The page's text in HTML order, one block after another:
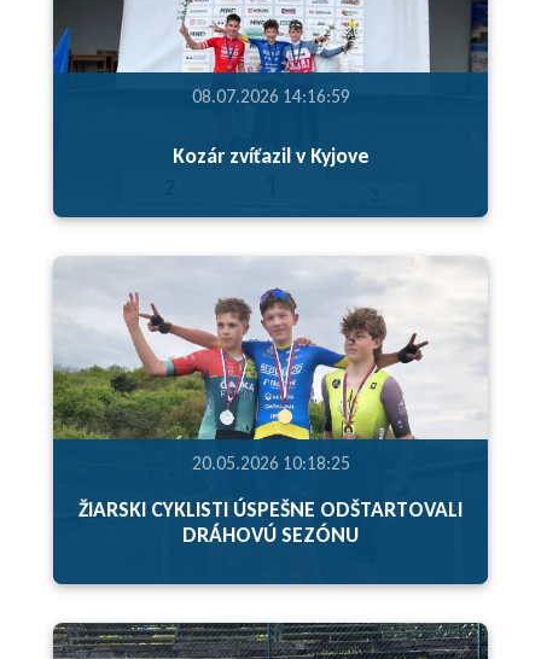
08.07.2026 14:16:59
Kozár zvíťazil v Kyjove
20.05.2026 10:18:25
ŽIARSKI CYKLISTI ÚSPEŠNE ODŠTARTOVALI
DRÁHOVÚ SEZÓNU